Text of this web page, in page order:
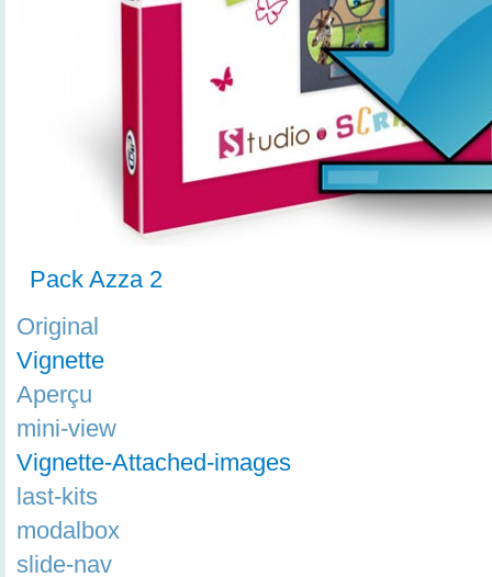
Pack Azza 2
Original
Vignette
Aperçu
mini-view
Vignette-Attached-images
last-kits
modalbox
slide-nav